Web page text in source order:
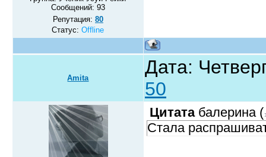
Сообщений: 93
Репутация: 80
Статус:Offline
Amita
Дата:
50
Цитата балерина (
Стала